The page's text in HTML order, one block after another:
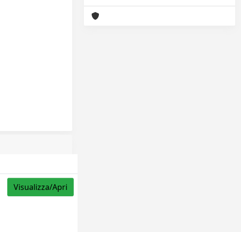
Visualizza/Apri